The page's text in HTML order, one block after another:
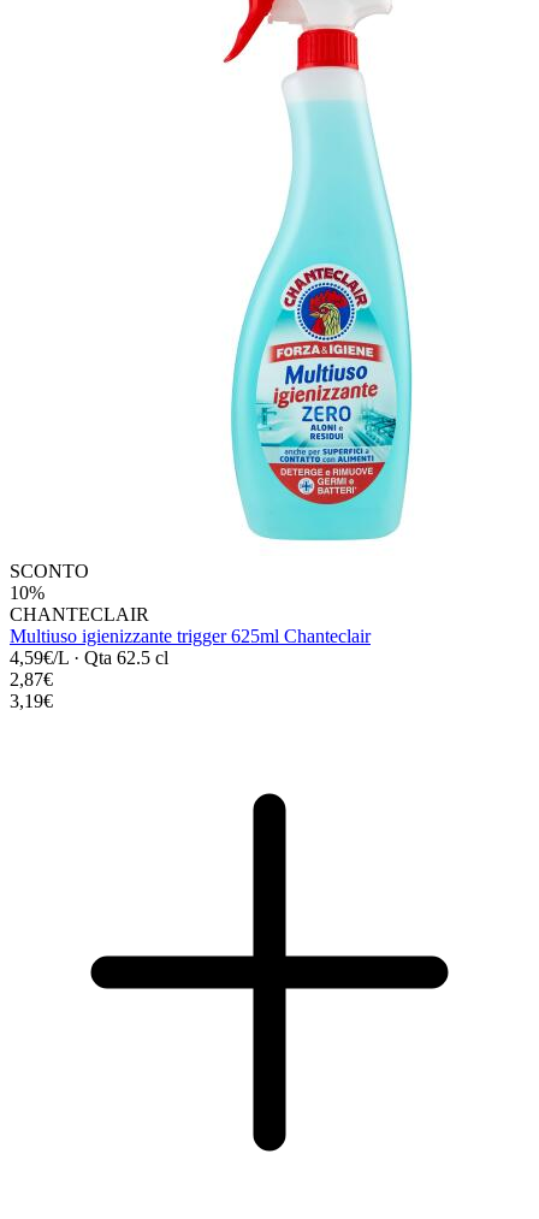
SCONTO
10%
CHANTECLAIR
Multiuso igienizzante trigger 625ml Chanteclair
4,59€/L · Qta 62.5 cl
2,87€
3,19€